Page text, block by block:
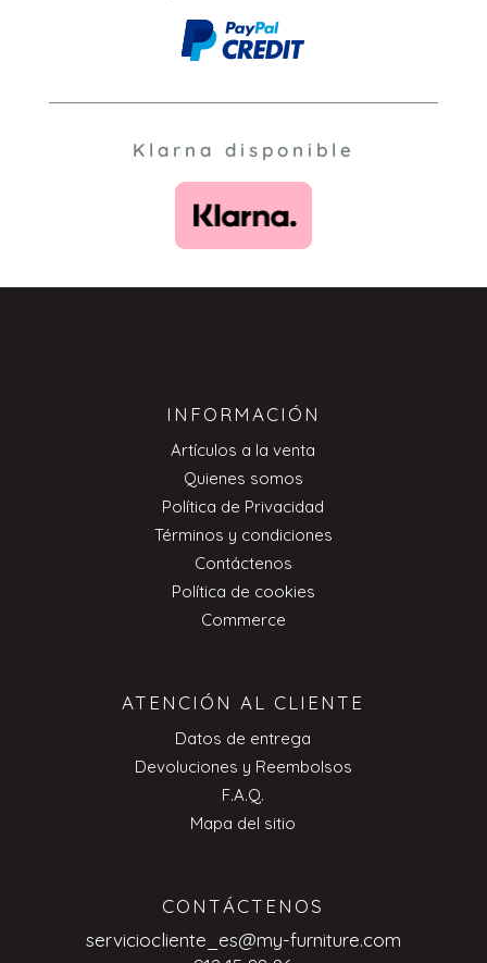
Klarna disponible
INFORMACIÓN
Artículos a la venta
Quienes somos
Política de Privacidad
Términos y condiciones
Contáctenos
Política de cookies
Commerce
ATENCIÓN AL CLIENTE
Datos de entrega
Devoluciones y Reembolsos
F.A.Q.
Mapa del sitio
CONTÁCTENOS
serviciocliente_es@my-furniture.com